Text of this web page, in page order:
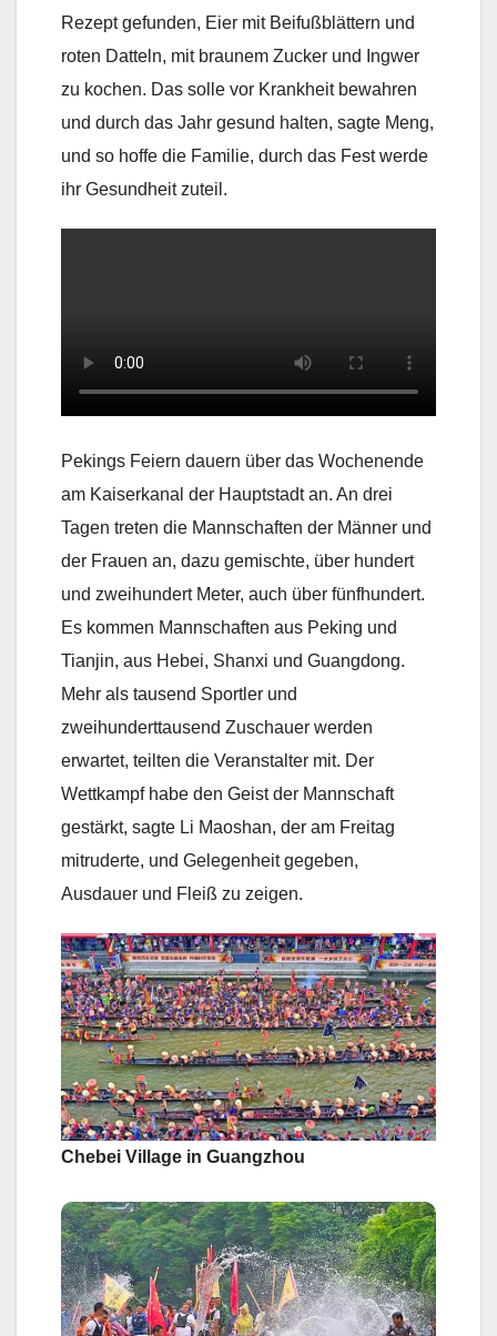
Rezept gefunden, Eier mit Beifußblättern und
roten Datteln, mit braunem Zucker und Ingwer
zu kochen. Das solle vor Krankheit bewahren
und durch das Jahr gesund halten, sagte Meng,
und so hoffe die Familie, durch das Fest werde
ihr Gesundheit zuteil.
Pekings Feiern dauern über das Wochenende
am Kaiserkanal der Hauptstadt an. An drei
Tagen treten die Mannschaften der Männer und
der Frauen an, dazu gemischte, über hundert
und zweihundert Meter, auch über fünfhundert.
Es kommen Mannschaften aus Peking und
Tianjin, aus Hebei, Shanxi und Guangdong.
Mehr als tausend Sportler und
zweihunderttausend Zuschauer werden
erwartet, teilten die Veranstalter mit. Der
Wettkampf habe den Geist der Mannschaft
gestärkt, sagte Li Maoshan, der am Freitag
mitruderte, und Gelegenheit gegeben,
Ausdauer und Fleiß zu zeigen.
Chebei Village in Guangzhou